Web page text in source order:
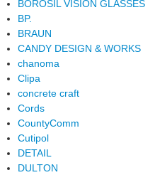
BOROSIL VISION GLASSES
BP.
BRAUN
CANDY DESIGN & WORKS
chanoma
Clipa
concrete craft
Cords
CountyComm
Cutipol
DETAIL
DULTON